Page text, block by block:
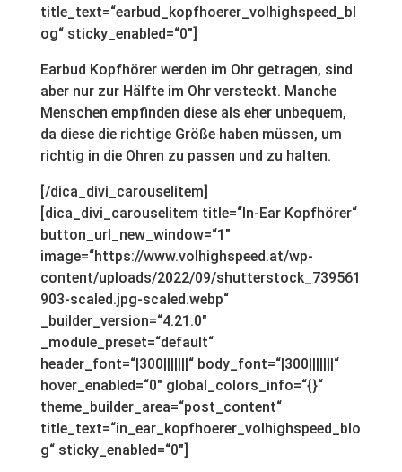
title_text=“earbud_kopfhoerer_volhighspeed_bl
og“ sticky_enabled=“0″]
Earbud Kopfhörer werden im Ohr getragen, sind
aber nur zur Hälfte im Ohr versteckt. Manche
Menschen empfinden diese als eher unbequem,
da diese die richtige Größe haben müssen, um
richtig in die Ohren zu passen und zu halten.
[/dica_divi_carouselitem]
[dica_divi_carouselitem title=“In-Ear Kopfhörer“
button_url_new_window=“1″
image=“https://www.volhighspeed.at/wp-
content/uploads/2022/09/shutterstock_739561
903-scaled.jpg-scaled.webp“
_builder_version=“4.21.0″
_module_preset=“default“
header_font=“|300|||||||“ body_font=“|300|||||||“
hover_enabled=“0″ global_colors_info=“{}“
theme_builder_area=“post_content“
title_text=“in_ear_kopfhoerer_volhighspeed_blo
g“ sticky_enabled=“0″]